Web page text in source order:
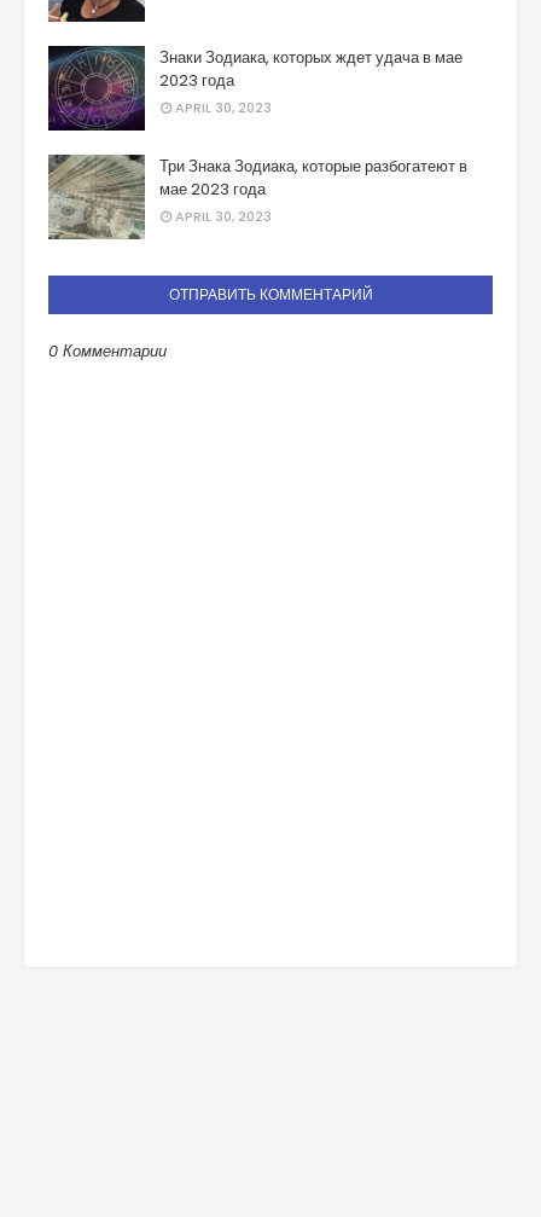
Знаки Зодиака, которых ждет удача в мае
2023 года
APRIL 30, 2023
Три Знака Зодиака, которые разбогатеют в
мае 2023 года
APRIL 30, 2023
ОТПРАВИТЬ КОММЕНТАРИЙ
0 Комментарии